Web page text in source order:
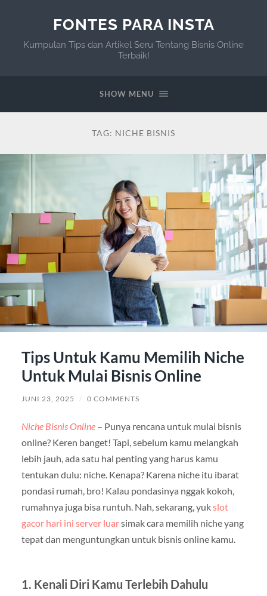
FONTES PARA INSTA
Kumpulan Tips dan Artikel Seru Tentang Bisnis Online
Terbaik!
SHOW MENU
TAG: NICHE BISNIS
Tips Untuk Kamu Memilih Niche
Untuk Mulai Bisnis Online
JUNI 23, 2025 / 0 COMMENTS
Niche Bisnis Online– Punya rencana untuk mulai bisnis
online? Keren banget! Tapi, sebelum kamu melangkah
lebih jauh, ada satu hal penting yang harus kamu
tentukan dulu: niche. Kenapa? Karena niche itu ibarat
pondasi rumah, bro! Kalau pondasinya nggak kokoh,
rumahnya juga bisa runtuh. Nah, sekarang, yukslot
gacor hari ini server luarsimak cara memilih niche yang
tepat dan menguntungkan untuk bisnis online kamu.
1. Kenali Diri Kamu Terlebih Dahulu